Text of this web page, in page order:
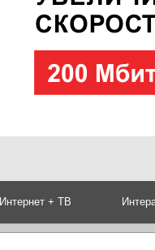
Интернет + ТВ